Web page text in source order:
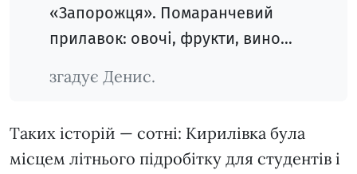
«Запорожця». Помаранчевий
прилавок: овочі, фрукти, вино…
згадує Денис.
Таких історій — сотні: Кирилівка була
місцем літнього підробітку для студентів і